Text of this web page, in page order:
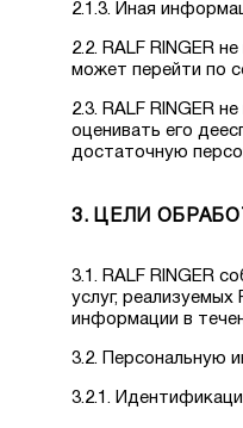
2.1.3. Иная
2.2. RALF RINGER
может перейти по
2.3. RALF RINGER
оценивать его
достаточную
3. ЦЕЛИ
3.1. RALF RINGER
услуг,
информации в
3.2. Персональную
3.2.1.